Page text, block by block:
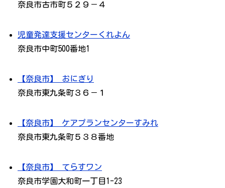
奈良市古市町５２９－４
児童発達支援センターくれよん
奈良市中町500番地1
【奈良市】 おにぎり
奈良市東九条町３６－１
【奈良市】 ケアプランセンターすみれ
奈良市東九条町５３８番地
【奈良市】 てらすワン
奈良市学園大和町一丁目1-23